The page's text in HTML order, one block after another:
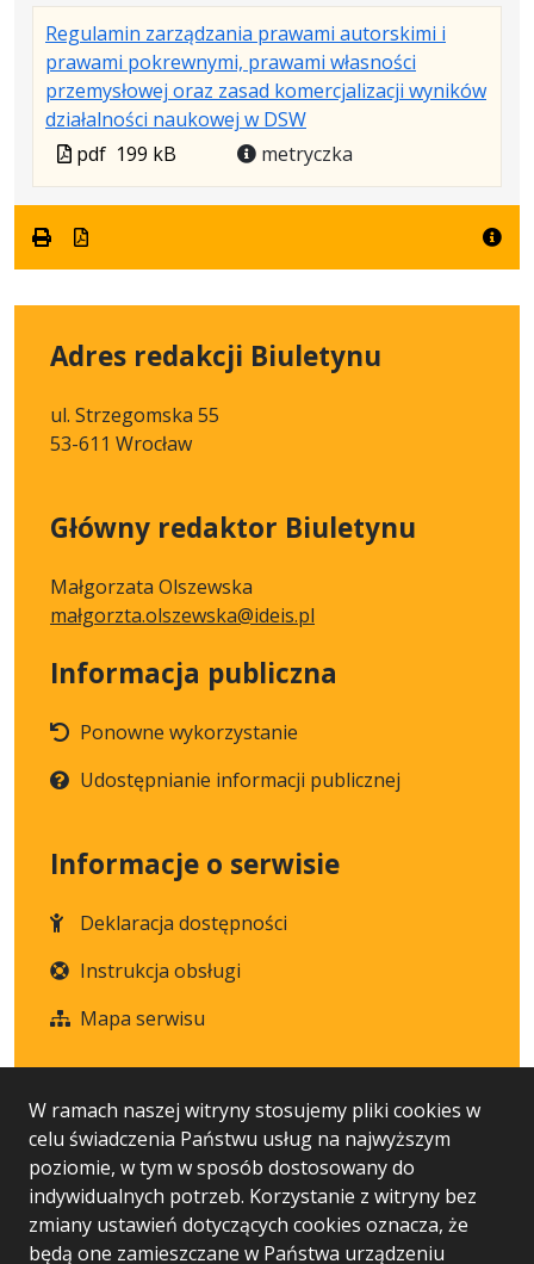
W ramach naszej witryny stosujemy pliki cookies w
celu świadczenia Państwu usług na najwyższym
poziomie, w tym w sposób dostosowany do
indywidualnych potrzeb. Korzystanie z witryny bez
zmiany ustawień dotyczących cookies oznacza, że
będą one zamieszczane w Państwa urządzeniu
Regulamin zarządzania prawami autorskimi i
prawami pokrewnymi, prawami własności
przemysłowej oraz zasad komercjalizacji wyników
działalności naukowej w DSW.
Plik
formacie:
.
Rozmiar
199
.
Otwiera
w
Plik
w
formacie
pdf 199 kB metryczka
Adres redakcji Biuletynu
ul. Strzegomska 55
53-611 Wrocław
Główny redaktor Biuletynu
Małgorzata Olszewska
małgorzta.olszewska@ideis.pl
Informacja publiczna
Ponowne wykorzystanie
Udostępnianie informacji publicznej
Informacje o serwisie
Deklaracja dostępności
Instrukcja obsługi
Mapa serwisu
Statystyka i dane osobowe
Statystyki oglądalności
Ostatnio dodane